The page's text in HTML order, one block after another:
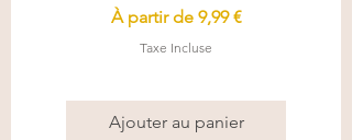
À partir de 9,99 €
Prix promotionnel
Taxe Incluse
Ajouter au panier